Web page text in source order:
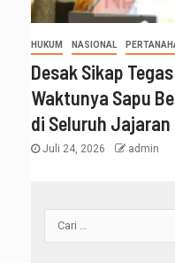
HUKUM NASIONAL
Desak Sikap
Waktunya Sapu
di Seluruh Jajaran
Juli 24, 2026 admin